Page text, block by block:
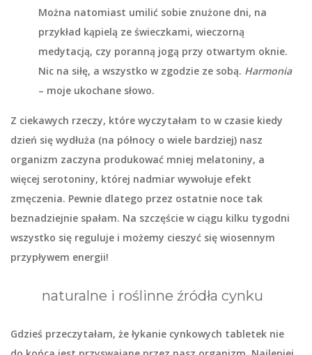
Można natomiast umilić sobie znużone dni, na
przykład kąpielą ze świeczkami, wieczorną
medytacją, czy poranną jogą przy otwartym oknie.
Nic na siłę, a wszystko w zgodzie ze sobą. Harmonia
– moje ukochane słowo.
Z ciekawych rzeczy, które wyczytałam to w czasie kiedy
dzień się wydłuża (na północy o wiele bardziej) nasz
organizm zaczyna produkować mniej melatoniny, a
więcej serotoniny, której nadmiar wywołuje efekt
zmęczenia. Pewnie dlatego przez ostatnie noce tak
beznadziejnie spałam. Na szczęście w ciągu kilku tygodni
wszystko się reguluje i możemy cieszyć się wiosennym
przypływem energii!
naturalne i roślinne źródła cynku
Gdzieś przeczytałam, że łykanie cynkowych tabletek nie